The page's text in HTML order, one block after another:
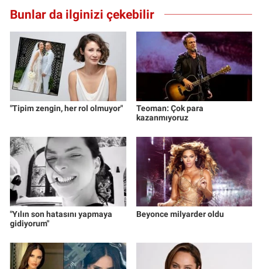
Bunlar da ilginizi çekebilir
"Tipim zengin, her rol olmuyor"
Teoman: Çok para
kazanmıyoruz
"Yılın son hatasını yapmaya
gidiyorum"
Beyonce milyarder oldu